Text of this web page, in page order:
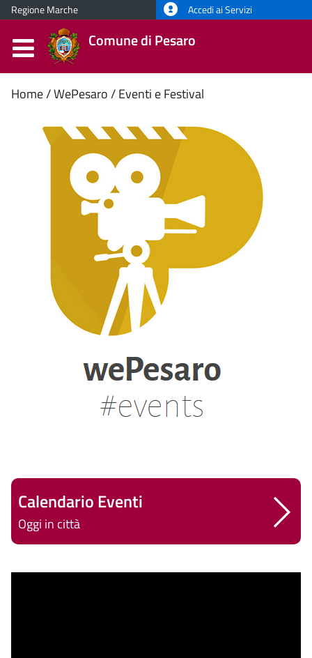
Regione Marche Accedi ai Servizi
Comune di Pesaro
Contenuto
principale
Home WePesaro Eventi e Festival
Calendario Eventi
Oggi in città